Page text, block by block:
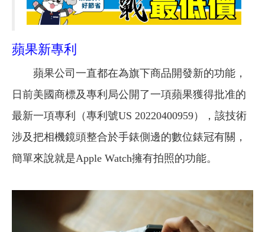
蘋果新專利
蘋果公司一直都在為旗下商品開發新的功能，
日前美國商標及專利局公開了一項蘋果獲得批准的
最新一項專利（專利號US 20220400959），該技術
涉及把相機鏡頭整合於手錶側邊的數位錶冠有關，
簡單來說就是Apple Watch擁有拍照的功能。